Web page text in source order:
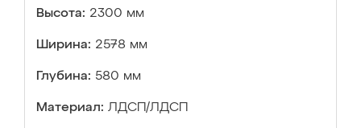
Высота: 2300 мм
Ширина: 2578 мм
Глубина: 580 мм
Материал: ЛДСП/ЛДСП